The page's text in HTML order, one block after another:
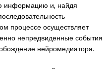
информацию и, найдя
процессе осуществляет
непредвиденные события
нейромедиатора.